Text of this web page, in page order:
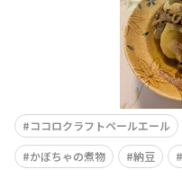
ココロクラフトペールエール
かぼちゃの煮物
納豆